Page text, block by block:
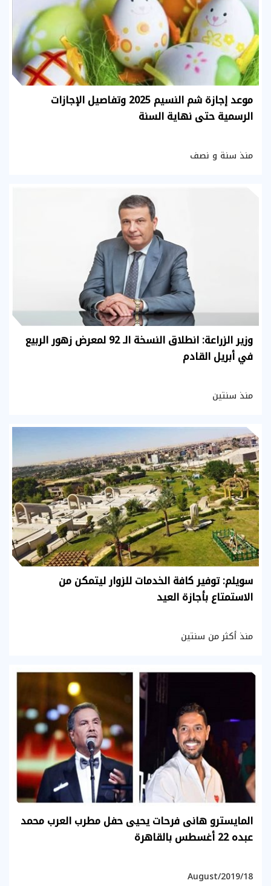
موعد إجازة شم النسيم 2025 وتفاصيل الإجازات
الرسمية حتى نهاية السنة
منذ سنة و نصف
وزير الزراعة: انطلاق النسخة الـ 92 لمعرض زهور الربيع
في أبريل القادم
منذ سنتين
سويلم: توفير كافة الخدمات للزوار ليتمكن من
الاستمتاع بأجازة العيد
منذ أكثر من سنتين
المايسترو هانى فرحات يحيى حفل مطرب العرب محمد
عبده 22 أغسطس بالقاهرة
18/August/2019